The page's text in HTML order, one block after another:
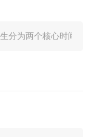
分为两个核心时间节